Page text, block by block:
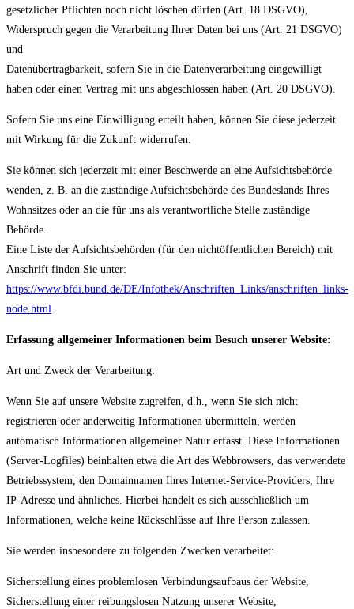
gesetzlicher Pflichten noch nicht löschen dürfen (Art. 18 DSGVO),
Widerspruch gegen die Verarbeitung Ihrer Daten bei uns (Art. 21 DSGVO)
und
Datenübertragbarkeit, sofern Sie in die Datenverarbeitung eingewilligt
haben oder einen Vertrag mit uns abgeschlossen haben (Art. 20 DSGVO).
Sofern Sie uns eine Einwilligung erteilt haben, können Sie diese jederzeit
mit Wirkung für die Zukunft widerrufen.
Sie können sich jederzeit mit einer Beschwerde an eine Aufsichtsbehörde
wenden, z. B. an die zuständige Aufsichtsbehörde des Bundeslands Ihres
Wohnsitzes oder an die für uns als verantwortliche Stelle zuständige
Behörde.
Eine Liste der Aufsichtsbehörden (für den nichtöffentlichen Bereich) mit
Anschrift finden Sie unter:
https://www.bfdi.bund.de/DE/Infothek/Anschriften_Links/anschriften_links-
node.html
Erfassung allgemeiner Informationen beim Besuch unserer Website:
Art und Zweck der Verarbeitung:
Wenn Sie auf unsere Website zugreifen, d.h., wenn Sie sich nicht
registrieren oder anderweitig Informationen übermitteln, werden
automatisch Informationen allgemeiner Natur erfasst. Diese Informationen
(Server-Logfiles) beinhalten etwa die Art des Webbrowsers, das verwendete
Betriebssystem, den Domainnamen Ihres Internet-Service-Providers, Ihre
IP-Adresse und ähnliches. Hierbei handelt es sich ausschließlich um
Informationen, welche keine Rückschlüsse auf Ihre Person zulassen.
Sie werden insbesondere zu folgenden Zwecken verarbeitet:
Sicherstellung eines problemlosen Verbindungsaufbaus der Website,
Sicherstellung einer reibungslosen Nutzung unserer Website,